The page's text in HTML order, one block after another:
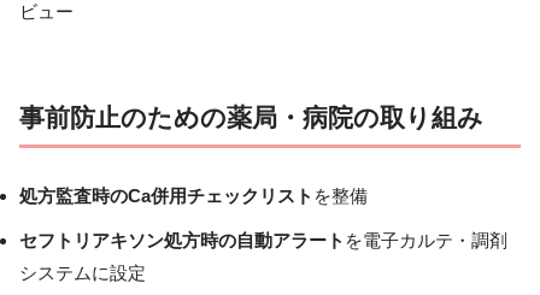
ビュー
事前防止のための薬局・病院の取り組み
処方監査時のCa併用チェックリスト を整備
セフトリアキソン処方時の自動アラート を電子カルテ・調剤
システムに設定